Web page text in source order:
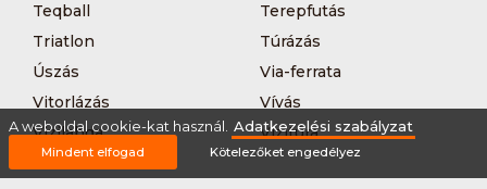
Teqball
Terepfutás
Triatlon
Túrázás
Úszás
Via-ferrata
Vitorlázás
Vívás
Vizilabda
Vizitúra
Wakeboard
A weboldal cookie-kat használ. Adatkezelési szabályzat
Mindent elfogad Kötelezőket engedélyez